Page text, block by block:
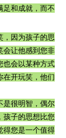
足和成就，而不
，因为孩子的思
会让他感到您非
也会以某种方式
在开玩笑，他们
是很明智，偶尔
孩子的思想比您
得您是一个值得